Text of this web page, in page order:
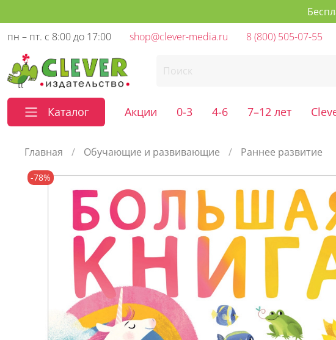
пн – пт. с 8:00 до 17:00
shop@clever-media.ru 8 (800) 505-07-55
Каталог Акции 0-3 4-6 7–12 лет
Главная Обучающие и развивающие Раннее развитие
-78%